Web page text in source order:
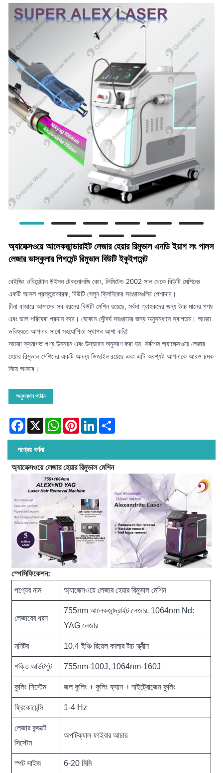
অ্যালেক্সওয়ে আলেকজান্ডারাইট লেজার হেয়ার রিমুভাল এনডি ইয়াগ লং পালস
লেজার ভাস্কুলার পিগমেন্ট রিমুভাল বিউটি ইকুইপমেন্ট
বেইজিং ওরিয়েন্টাল উইসন টেকনোলজি কোং, লিমিটেড 2002 সাল থেকে বিউটি মেশিনের
একটি আসল প্রস্তুতকারক, বিউটি সেলুন ক্লিনিকের সরঞ্জামগুলির পেশাদার।
চীনা বাজারে আমাদের সব ধরনের বিউটি মেশিন রয়েছে, সর্বদা গ্রাহকদের জন্য উচ্চ মানের পণ্য
এবং ভাল পরিষেবা প্রদান করে। যেকোন সৌন্দর্য সরঞ্জামের জন্য অনুসন্ধানে স্বাগতম। আমরা
ভবিষ্যতে আপনার সাথে সহযোগিতা স্থাপন আশা করি!
আমরা ক্রমাগত পণ্য উন্নয়ন এবং উদ্ভাবন অনুসরণ করা হয়. সর্বশেষ অ্যালেক্সওয়ে লেজার
হেয়ার রিমুভাল মেশিনের একটি অনন্য ডিজাইন রয়েছে এবং এটি অবশ্যই আপনাকে আরও চমক
নিয়ে আসবে।
অনুসন্ধান পাঠান
Facebook
X WhatsAppPinterestLinkedIn
পণ্যের বর্ণনা
অ্যালেক্সওয়ে লেজার হেয়ার রিমুভাল মেশিন
স্পেসিফিকেশন:
পণ্যের নাম
অ্যালেক্সওয়ে লেজার হেয়ার রিমুভাল মেশিন
লেজারের ধরন
755nm আলেকজান্দ্রাইট লেজার, 1064nm Nd:
YAG লেজার
মনিটর 10.4 ইঞ্চি রিয়েল কালার টাচ স্ক্রীন
শক্তি আউটপুট 755nm-100J, 1064nm-160J
কুলিং সিস্টেম জল কুলিং + কুলিং ফ্যান + নাইট্রোজেন কুলিং
ফ্রিকোয়েন্সি 1-4 Hz
লেজার কন্ডাক্ট
সিস্টেম
অপটিক্যাল ফাইবার আচার
স্পট সাইজ 6-20 মিমি